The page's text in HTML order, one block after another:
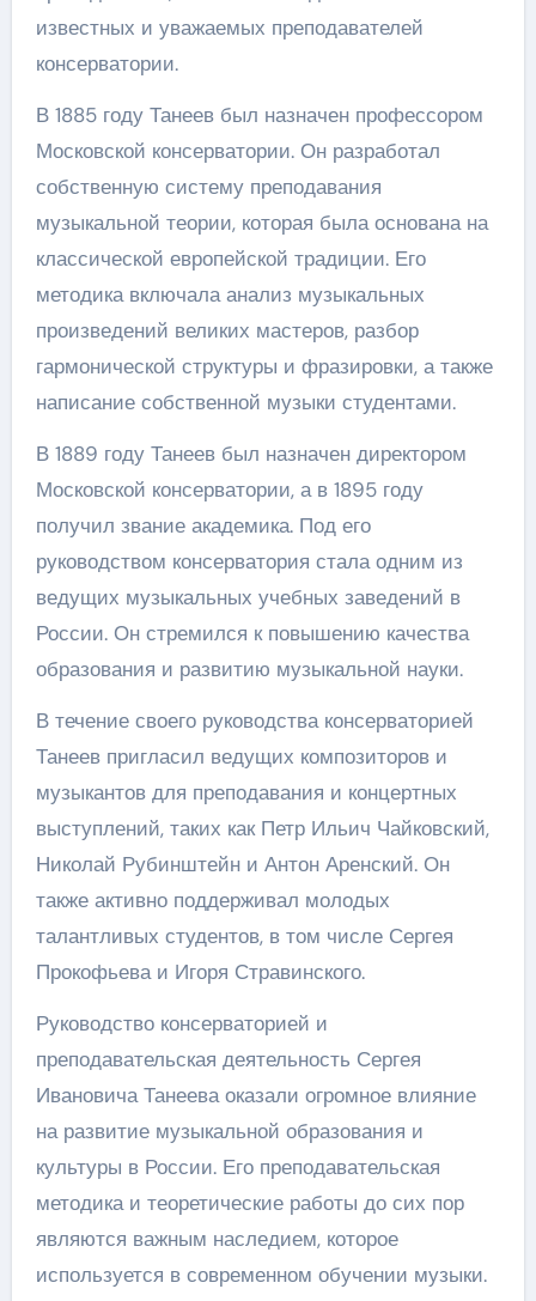
известных и уважаемых преподавателей
консерватории.
В 1885 году Танеев был назначен профессором
Московской консерватории. Он разработал
собственную систему преподавания
музыкальной теории, которая была основана на
классической европейской традиции. Его
методика включала анализ музыкальных
произведений великих мастеров, разбор
гармонической структуры и фразировки, а также
написание собственной музыки студентами.
В 1889 году Танеев был назначен директором
Московской консерватории, а в 1895 году
получил звание академика. Под его
руководством консерватория стала одним из
ведущих музыкальных учебных заведений в
России. Он стремился к повышению качества
образования и развитию музыкальной науки.
В течение своего руководства консерваторией
Танеев пригласил ведущих композиторов и
музыкантов для преподавания и концертных
выступлений, таких как Петр Ильич Чайковский,
Николай Рубинштейн и Антон Аренский. Он
также активно поддерживал молодых
талантливых студентов, в том числе Сергея
Прокофьева и Игоря Стравинского.
Руководство консерваторией и
преподавательская деятельность Сергея
Ивановича Танеева оказали огромное влияние
на развитие музыкальной образования и
культуры в России. Его преподавательская
методика и теоретические работы до сих пор
являются важным наследием, которое
используется в современном обучении музыки.